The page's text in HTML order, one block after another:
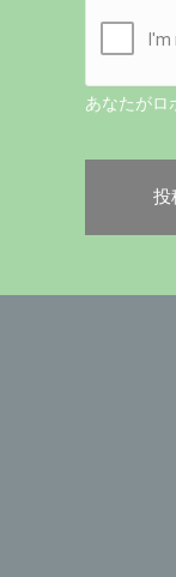
あなたがロ